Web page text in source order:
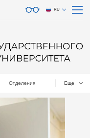
RU
Отделения Еще